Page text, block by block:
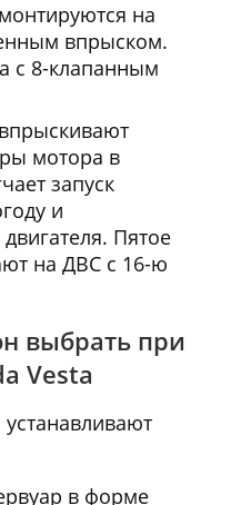
на
впрыском.
с 8-клапанным
мотора в
запуск
и
Пятое
на ДВС с 16-ю
выбрать при
Vesta
в форме